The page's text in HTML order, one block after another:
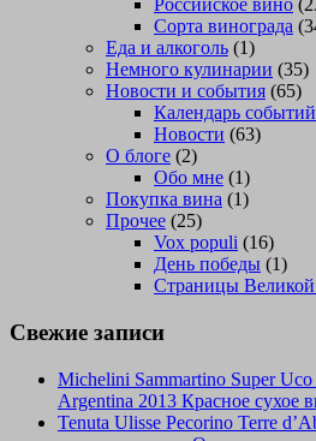
Российское вино
Сорта винограда
Еда и алкоголь (1)
Немного кулинарии (35)
Новости и события (65)
Календарь событий
Новости (63)
О блоге (2)
Обо мне (1)
Покупка вина (1)
Прочее (25)
Vox populi (16)
День победы (1)
Страницы
Свежие записи
Michelini Sammartino Super
Argentina 2013 Красное сухое
Tenuta Ulisse Pecorino Terre